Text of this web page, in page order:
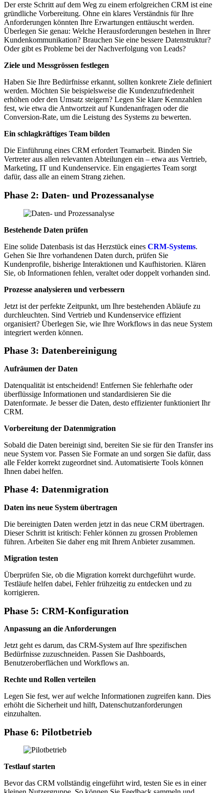
Der erste Schritt auf dem Weg zu einem erfolgreichen CRM ist eine
gründliche Vorbereitung. Ohne ein klares Verständnis für Ihre
Anforderungen könnten Ihre Erwartungen enttäuscht werden.
Überlegen Sie genau: Welche Herausforderungen bestehen in Ihrer
Kundenkommunikation? Brauchen Sie eine bessere Datenstruktur?
Oder gibt es Probleme bei der Nachverfolgung von Leads?
Ziele und Messgrössen festlegen
Haben Sie Ihre Bedürfnisse erkannt, sollten konkrete Ziele definiert
werden. Möchten Sie beispielsweise die Kundenzufriedenheit
erhöhen oder den Umsatz steigern? Legen Sie klare Kennzahlen
fest, wie etwa die Antwortzeit auf Kundenanfragen oder die
Conversion-Rate, um die Leistung des Systems zu bewerten.
Ein schlagkräftiges Team bilden
Die Einführung eines CRM erfordert Teamarbeit. Binden Sie
Vertreter aus allen relevanten Abteilungen ein – etwa aus Vertrieb,
Marketing, IT und Kundenservice. Ein engagiertes Team sorgt
dafür, dass alle an einem Strang ziehen.
Phase 2: Daten- und Prozessanalyse
Bestehende Daten prüfen
Eine solide Datenbasis ist das Herzstück eines CRM-Systems.
Gehen Sie Ihre vorhandenen Daten durch, prüfen Sie
Kundenprofile, bisherige Interaktionen und Kaufhistorien. Klären
Sie, ob Informationen fehlen, veraltet oder doppelt vorhanden sind.
Prozesse analysieren und verbessern
Jetzt ist der perfekte Zeitpunkt, um Ihre bestehenden Abläufe zu
durchleuchten. Sind Vertrieb und Kundenservice effizient
organisiert? Überlegen Sie, wie Ihre Workflows in das neue System
integriert werden können.
Phase 3: Datenbereinigung
Aufräumen der Daten
Datenqualität ist entscheidend! Entfernen Sie fehlerhafte oder
überflüssige Informationen und standardisieren Sie die
Datenformate. Je besser die Daten, desto effizienter funktioniert Ihr
CRM.
Vorbereitung der Datenmigration
Sobald die Daten bereinigt sind, bereiten Sie sie für den Transfer ins
neue System vor. Passen Sie Formate an und sorgen Sie dafür, dass
alle Felder korrekt zugeordnet sind. Automatisierte Tools können
Ihnen dabei helfen.
Phase 4: Datenmigration
Daten ins neue System übertragen
Die bereinigten Daten werden jetzt in das neue CRM übertragen.
Dieser Schritt ist kritisch: Fehler können zu grossen Problemen
führen. Arbeiten Sie daher eng mit Ihrem Anbieter zusammen.
Migration testen
Überprüfen Sie, ob die Migration korrekt durchgeführt wurde.
Testläufe helfen dabei, Fehler frühzeitig zu entdecken und zu
korrigieren.
Phase 5: CRM-Konfiguration
Anpassung an die Anforderungen
Jetzt geht es darum, das CRM-System auf Ihre spezifischen
Bedürfnisse zuzuschneiden. Passen Sie Dashboards,
Benutzeroberflächen und Workflows an.
Rechte und Rollen verteilen
Legen Sie fest, wer auf welche Informationen zugreifen kann. Dies
erhöht die Sicherheit und hilft, Datenschutzanforderungen
einzuhalten.
Phase 6: Pilotbetrieb
Testlauf starten
Bevor das CRM vollständig eingeführt wird, testen Sie es in einer